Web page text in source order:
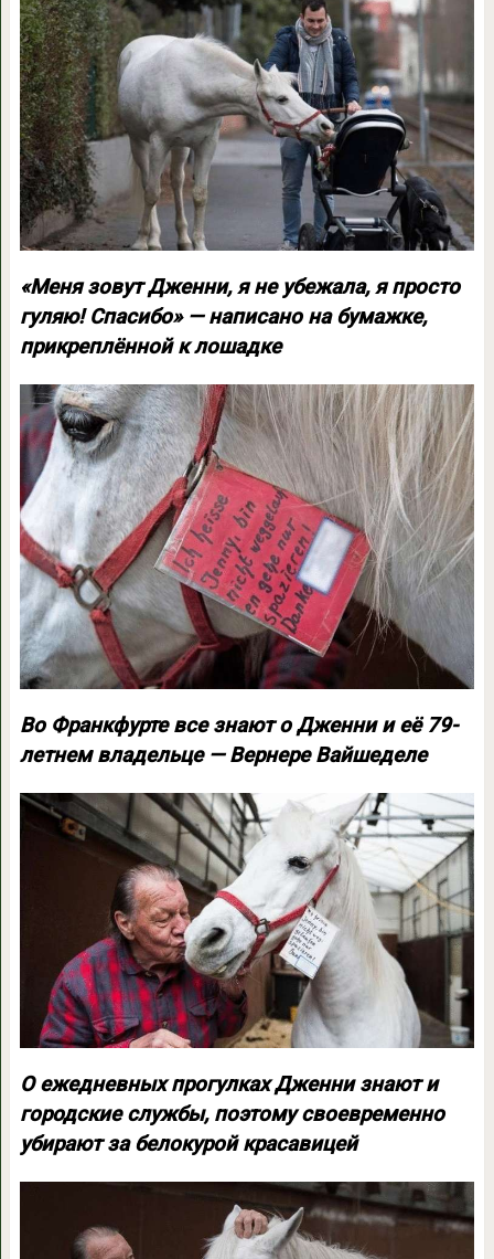
«Меня зовут Дженни, я не убежала, я просто
гуляю! Спасибо» — написано на бумажке,
прикреплённой к лошадке
Во Франкфурте все знают о Дженни и её 79-
летнем владельце — Вернере Вайшеделе
О ежедневных прогулках Дженни знают и
городские службы, поэтому своевременно
убирают за белокурой красавицей